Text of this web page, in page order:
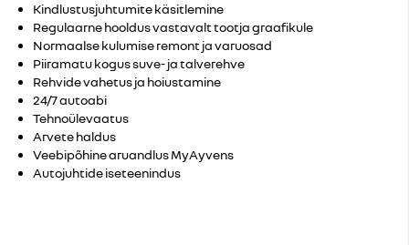
Kindlustusjuhtumite käsitlemine
Regulaarne hooldus vastavalt tootja graafikule
Normaalse kulumise remont ja varuosad
Piiramatu kogus suve- ja talverehve
Rehvide vahetus ja hoiustamine
24/7 autoabi
Tehnoülevaatus
Arvete haldus
Veebipõhine aruandlus MyAyvens
Autojuhtide iseteenindus